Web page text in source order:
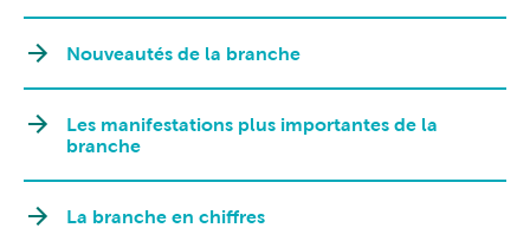
Nouveautés de la branche
Les manifestations plus importantes de la
branche
La branche en chiffres